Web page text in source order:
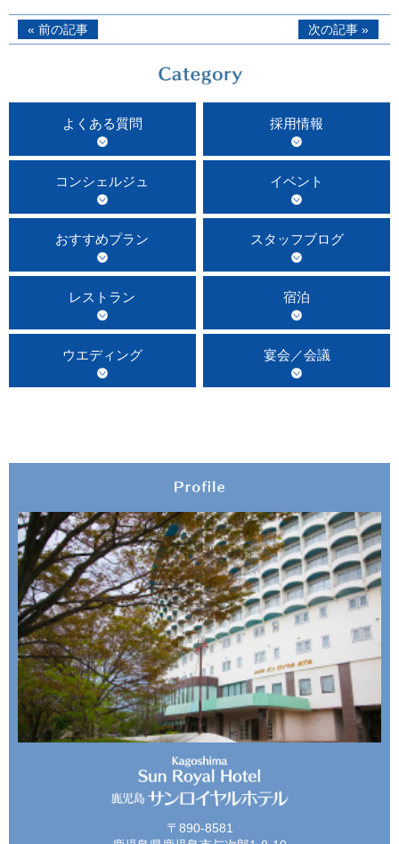
« 前の記事 次の記事 »
よくある質問 採用情報
コンシェルジュ イベント
おすすめプラン スタッフブログ
レストラン 宿泊
ウエディング 宴会／会議
〒890-8581